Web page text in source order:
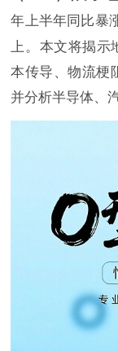
年上半年同比暴
上。本文将揭示
本传导、物流梗
并分析半导体、